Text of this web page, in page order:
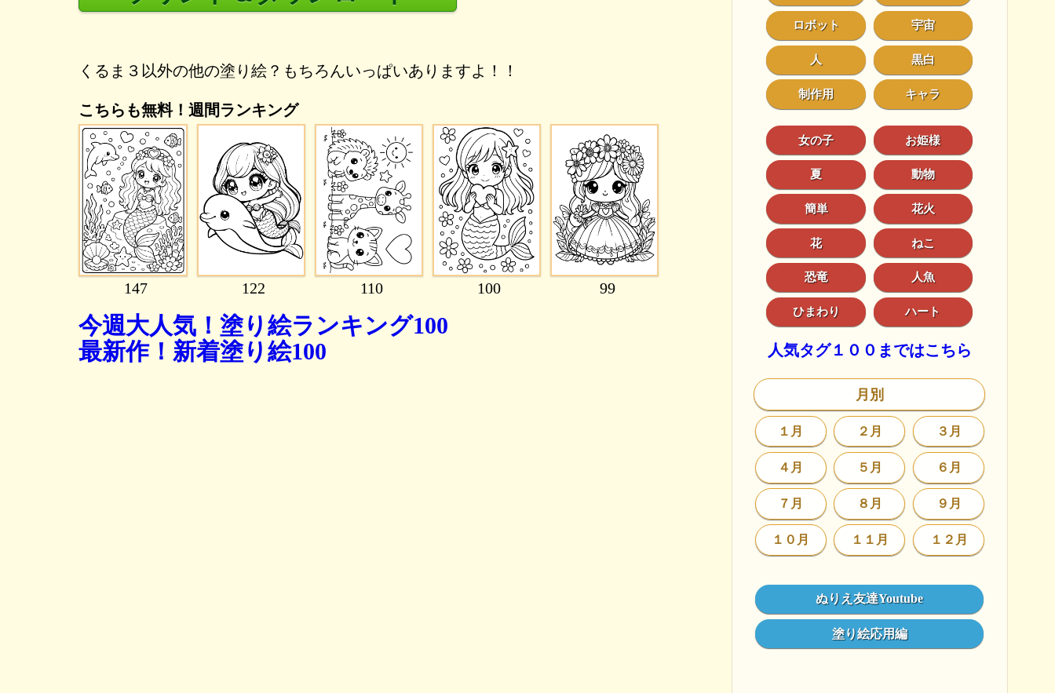
くるま３以外の他の塗り絵？もちろんいっぱいありますよ！！
こちらも無料！週間ランキング
147 122 110 100 99
今週大人気！塗り絵ランキング100
最新作！新着塗り絵100
ロボット 宇宙
人 黒白
制作用 キャラ
女の子 お姫様
夏 動物
簡単 花火
花 ねこ
恐竜 人魚
ひまわり ハート
人気タグ１００まではこちら
月別
１月 ２月 ３月
４月 ５月 ６月
７月 ８月 ９月
１０月 １１月 １２月
ぬりえ友達Youtube
塗り絵応用編